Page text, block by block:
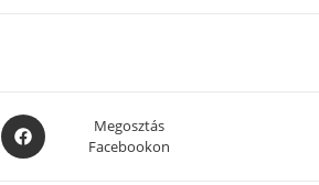
Opens
in
Megosztás
Facebookon